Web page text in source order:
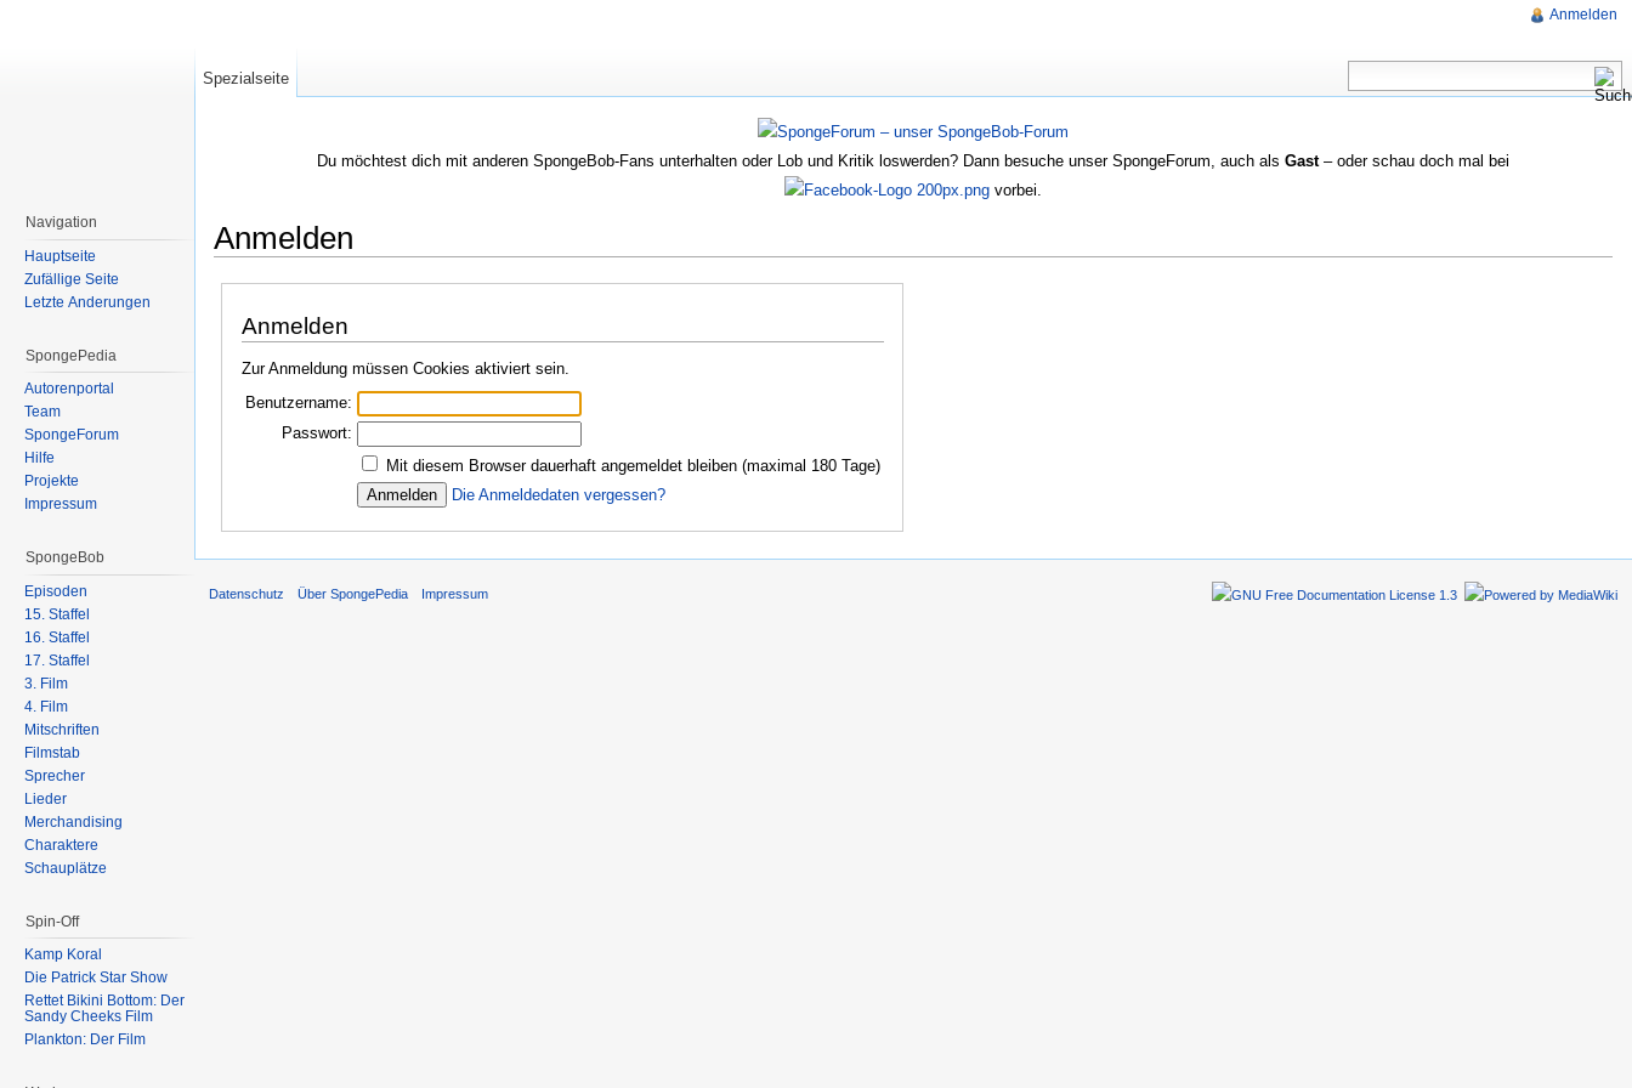
Du möchtest dich mit anderen SpongeBob-Fans unterhalten oder Lob und Kritik loswerden? Dann besuche unser SpongeForum, auch als Gast– oder schau doch mal bei
vorbei.
Anmelden
Anmelden
Zur Anmeldung müssen Cookies aktiviert sein.
Benutzername:
Passwort:
Mit diesem Browser dauerhaft angemeldet bleiben (maximal 180 Tage)
Die Anmeldedaten vergessen?
Anmelden
Spezialseite
Navigation
Hauptseite
Zufällige Seite
Letzte Änderungen
SpongePedia
Autorenportal
Team
SpongeForum
Hilfe
Projekte
Impressum
SpongeBob
Episoden
15. Staffel
16. Staffel
17. Staffel
3. Film
4. Film
Mitschriften
Filmstab
Sprecher
Lieder
Merchandising
Charaktere
Schauplätze
Spin-Off
Kamp Koral
Die Patrick Star Show
Rettet Bikini Bottom: Der
Sandy Cheeks Film
Plankton: Der Film
Datenschutz Über SpongePedia Impressum